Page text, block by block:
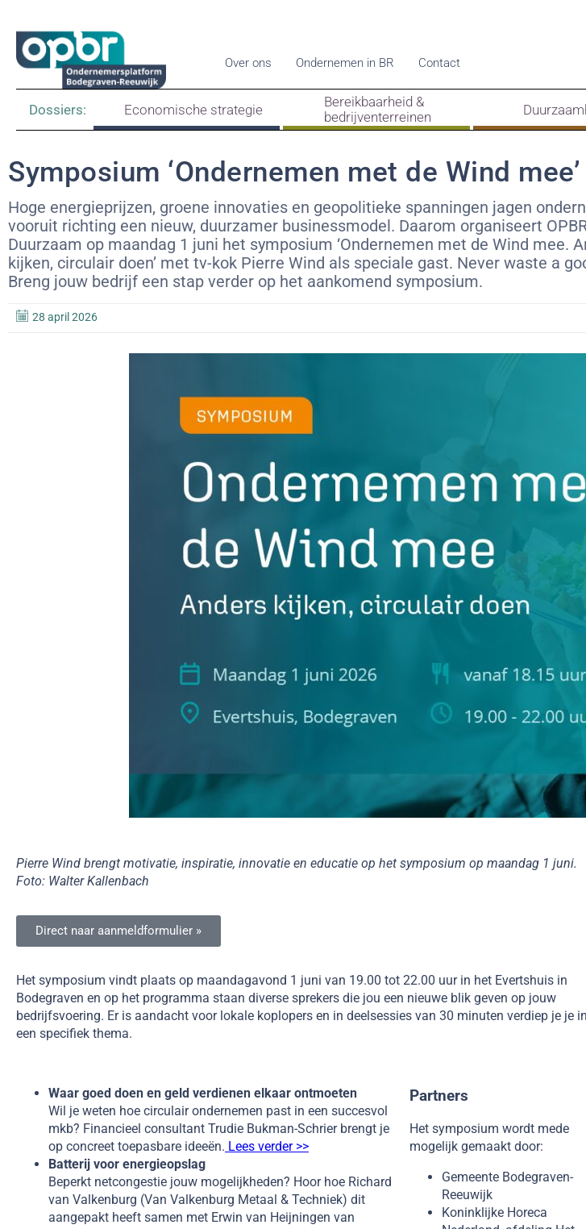
Over ons Ondernemen in BR Contact
Dossiers: Economische strategie
Bereikbaarheid &
bedrijventerreinen
Symposium ‘Ondernemen met de Wind mee’
Hoge energieprijzen, groene innovaties en geopolitieke spanningen jagen
vooruit richting een nieuw, duurzamer businessmodel. Daarom organiseert
Duurzaam op maandag 1 juni het symposium ‘Ondernemen met de Wind mee.
kijken, circulair doen’ met tv-kok Pierre Wind als speciale gast. Never waste a
Breng jouw bedrijf een stap verder op het aankomend symposium.
28 april 2026
Pierre Wind brengt motivatie, inspiratie, innovatie en educatie op het symposium op maandag 1 juni.
Foto: Walter Kallenbach
Direct naar aanmeldformulier »
Het symposium vindt plaats op maandagavond 1 juni van 19.00 tot 22.00 uur in het Evertshuis in
Bodegraven en op het programma staan diverse sprekers die jou een nieuwe blik geven op jouw
bedrijfsvoering. Er is aandacht voor lokale koplopers en in deelsessies van 30 minuten verdiep je je in
een specifiek thema.
Waar goed doen en geld verdienen elkaar ontmoeten
Wil je weten hoe circulair ondernemen past in een succesvol
mkb? Financieel consultant Trudie Bukman-Schrier brengt je
op concreet toepasbare ideeën. Lees verder >>
Batterij voor energieopslag
Beperkt netcongestie jouw mogelijkheden? Hoor hoe Richard
van Valkenburg (Van Valkenburg Metaal & Techniek) dit
aangepakt heeft samen met Erwin van Heijningen van
Partners
Het symposium wordt mede
mogelijk gemaakt door:
Gemeente Bodegraven-
Reeuwijk
Koninklijke Horeca